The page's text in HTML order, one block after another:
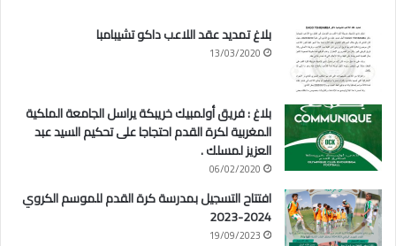
بلاغ تمديد عقد اللاعب داكو تشيبامبا
13/03/2020
بلاغ : فريق أولمبيك خريبكة يراسل الجامعة الملكية
المغربية لكرة القدم احتجاجا على تحكيم السيد عبد
العزيز لمسلك .
06/02/2020
افتتاح التسجيل بمدرسة كرة القدم للموسم الكروي
2024-2023
19/09/2023